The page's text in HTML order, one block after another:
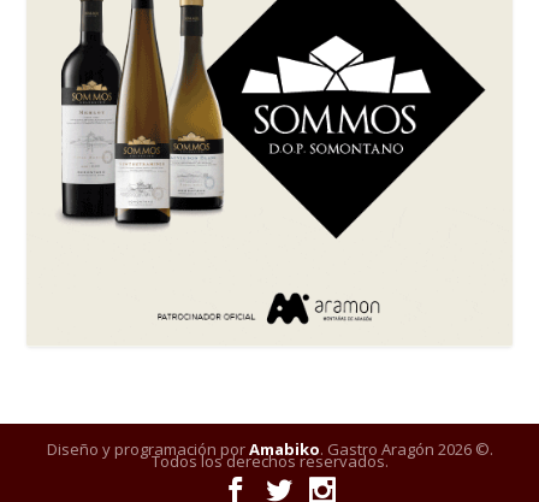
Diseño y programación porAmabiko. Gastro Aragón 2026 ©.
Todos los derechos reservados.